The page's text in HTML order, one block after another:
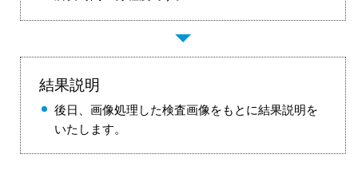
結果説明
後日、画像処理した検査画像をもとに結果説明を
いたします。